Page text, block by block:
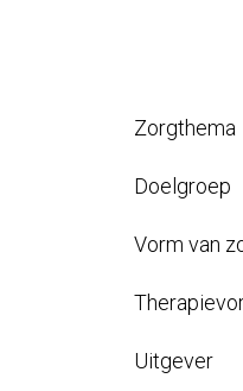
Zorgthema
Doelgroep
Vorm van
Uitgever